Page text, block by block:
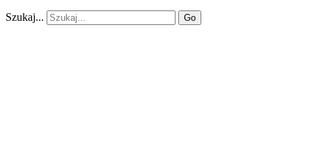
Szukaj... Go